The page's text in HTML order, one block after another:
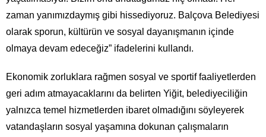
zaman yanımızdaymış gibi hissediyoruz. Balçova Belediyesi
olarak sporun, kültürün ve sosyal dayanışmanın içinde
olmaya devam edeceğiz” ifadelerini kullandı.
Ekonomik zorluklara rağmen sosyal ve sportif faaliyetlerden
geri adım atmayacaklarını da belirten Yiğit, belediyeciliğin
yalnızca temel hizmetlerden ibaret olmadığını söyleyerek
vatandaşların sosyal yaşamına dokunan çalışmaların